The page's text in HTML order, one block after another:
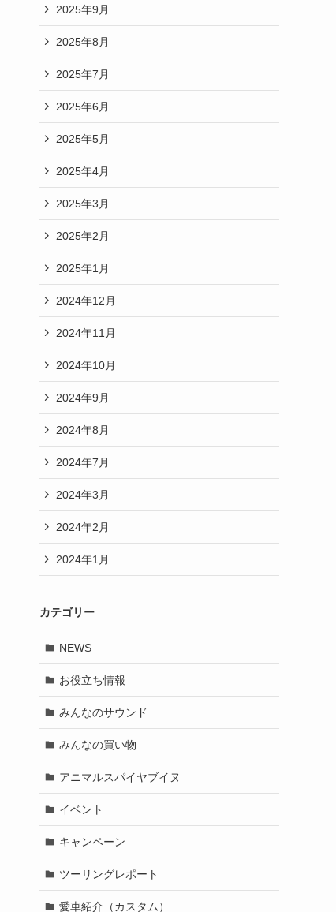
2025年9月
2025年8月
2025年7月
2025年6月
2025年5月
2025年4月
2025年3月
2025年2月
2025年1月
2024年12月
2024年11月
2024年10月
2024年9月
2024年8月
2024年7月
2024年3月
2024年2月
2024年1月
カテゴリー
NEWS
お役立ち情報
みんなのサウンド
みんなの買い物
アニマルスパイヤブイヌ
イベント
キャンペーン
ツーリングレポート
愛車紹介（カスタム）